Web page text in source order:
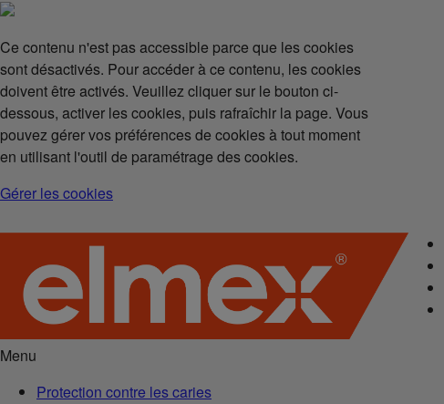
Ce contenu n'est pas accessible parce que les cookies
sont désactivés. Pour accéder à ce contenu, les cookies
doivent être activés. Veuillez cliquer sur le bouton ci-
dessous, activer les cookies, puis rafraîchir la page. Vous
pouvez gérer vos préférences de cookies à tout moment
en utilisant l'outil de paramétrage des cookies.
Gérer les cookies
Menu
Protection contre les caries